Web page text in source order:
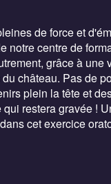
de force et
notre centre de
grâce à
château. Pas de
plein la tête et
restera gravée !
cet exercice